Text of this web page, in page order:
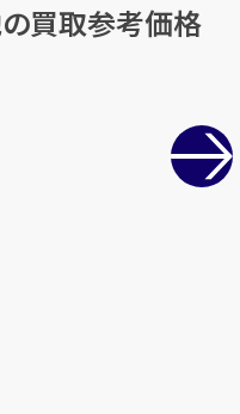
年中無休(年末年
の買取参考価格